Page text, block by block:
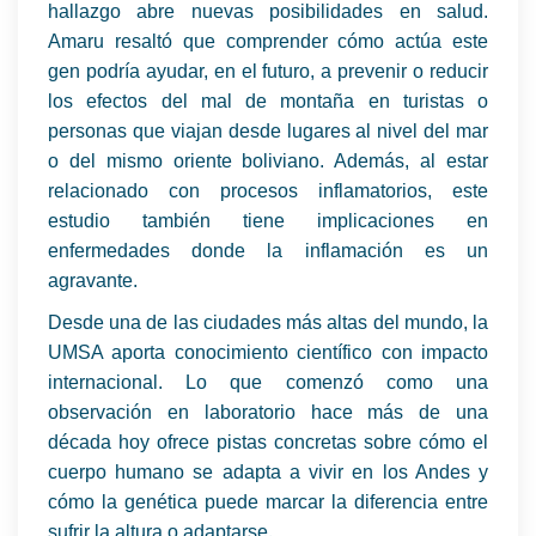
hallazgo abre nuevas posibilidades en salud.
Amaru resaltó que comprender cómo actúa este
gen podría ayudar, en el futuro, a prevenir o reducir
los efectos del mal de montaña en turistas o
personas que viajan desde lugares al nivel del mar
o del mismo oriente boliviano. Además, al estar
relacionado con procesos inflamatorios, este
estudio también tiene implicaciones en
enfermedades donde la inflamación es un
agravante.
Desde una de las ciudades más altas del mundo, la
UMSA aporta conocimiento científico con impacto
internacional. Lo que comenzó como una
observación en laboratorio hace más de una
década hoy ofrece pistas concretas sobre cómo el
cuerpo humano se adapta a vivir en los Andes y
cómo la genética puede marcar la diferencia entre